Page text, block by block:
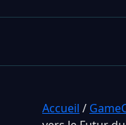
Accueil /